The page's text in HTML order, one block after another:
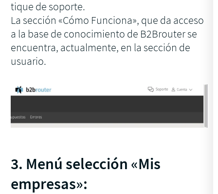
tique de soporte.
La sección «Cómo Funciona», que da acceso
a la base de conocimiento de B2Brouter se
encuentra, actualmente, en la sección de
usuario.
3. Menú selección «Mis
empresas»: